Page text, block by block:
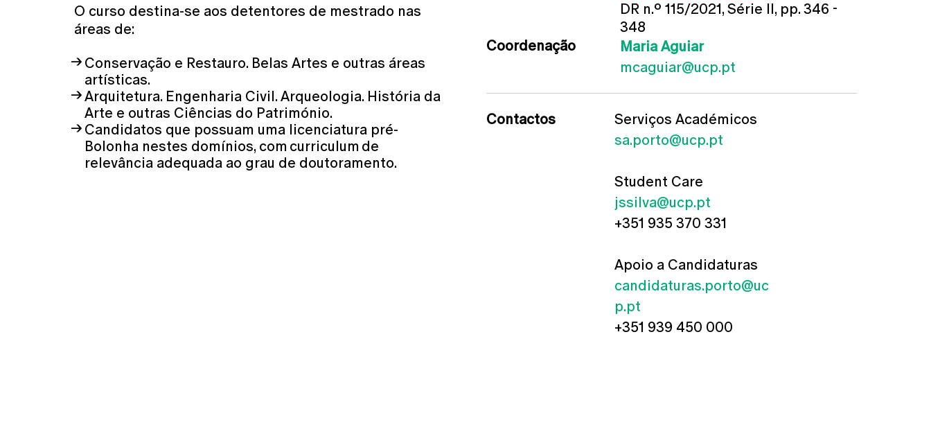
O curso destina-se aos detentores de mestrado nas
áreas de:
Conservação e Restauro. Belas Artes e outras áreas
artísticas.
Arquitetura. Engenharia Civil. Arqueologia. História da
Arte e outras Ciências do Património.
Candidatos que possuam uma licenciatura pré-
Bolonha nestes domínios, com curriculum de
relevância adequada ao grau de doutoramento.
Contactos
Serviços Académicos
sa.porto@ucp.pt
Student Care
jssilva@ucp.pt
+351 935 370 331
Apoio a Candidaturas
candidaturas.porto@uc
p.pt
+351 939 450 000
DR n.º 115/2021, Série II, pp. 346 -
348
Coordenação
Maria Aguiar
mcaguiar@ucp.pt